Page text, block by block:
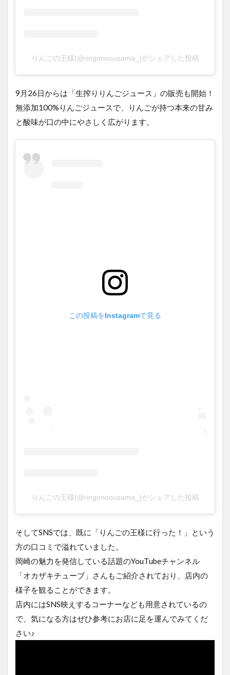
りんごの王様(@ringonoousama_)がシェアした投稿
9月26日からは「生搾りりんごジュース」の販売も開始！
無添加100%りんごジュースで、りんごが持つ本来の甘み
と酸味が口の中にやさしく広がります。
この投稿をInstagramで見る
りんごの王様(@ringonoousama_)がシェアした投稿
そしてSNSでは、既に「りんごの王様に行った！」という
方の口コミで溢れていました。
岡崎の魅力を発信している話題のYouTubeチャンネル
「オカザキチューブ」さんもご紹介されており、店内の
様子を観ることができます。
店内にはSNS映えするコーナーなども用意されているの
で、気になる方はぜひ参考にお店に足を運んでみてくだ
さい♪